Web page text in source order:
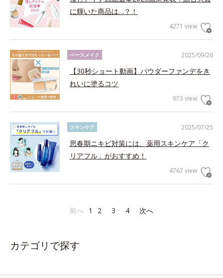
に輝いた商品は…？！
4271 view
2025/09/26
ベースメイク
【30秒ショート動画】パウダーファンデをき
れいに塗るコツ
973 view
2025/07/25
スキンケア
思春期ニキビ対策には、薬用スキンケア「ク
リアフル」がおすすめ！
4767 view
前へ 1 2 3 4 次へ
カテゴリで探す